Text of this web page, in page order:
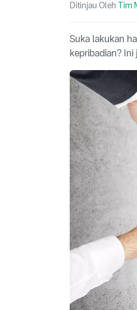
Ditinjau Oleh Tim
Suka lakukan
kepribadian?